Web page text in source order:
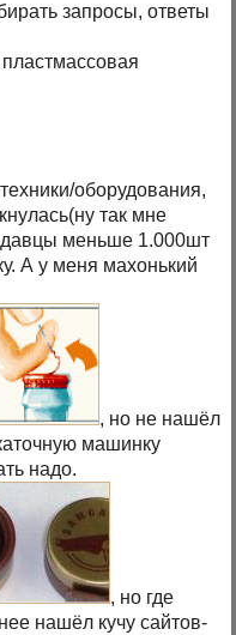
запросы, ответы
оборудования,
так мне
меньше 1.000шт
А у меня махонький
, но не нашёл
машинку
надо.
, но где
нашёл кучу сайтов-